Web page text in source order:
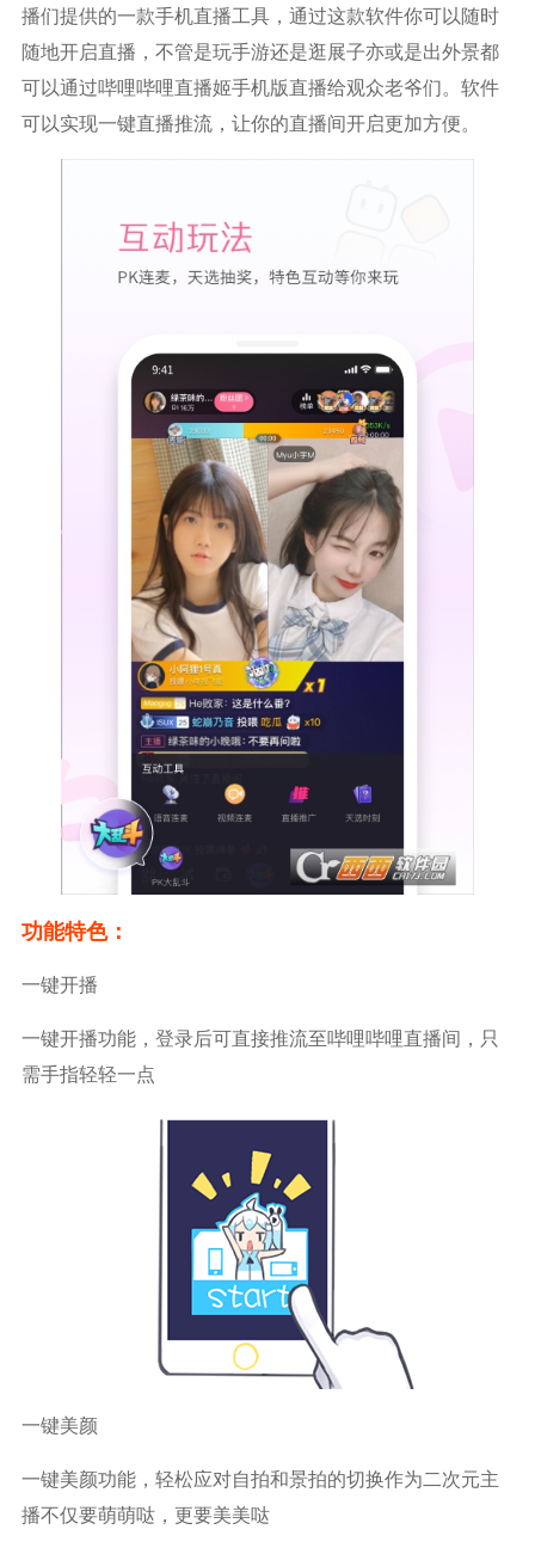
播们提供的一款手机直播工具，通过这款软件你可以随时
随地开启直播，不管是玩手游还是逛展子亦或是出外景都
可以通过哔哩哔哩直播姬手机版直播给观众老爷们。软件
可以实现一键直播推流，让你的直播间开启更加方便。
功能特色：
一键开播
一键开播功能，登录后可直接推流至哔哩哔哩直播间，只
需手指轻轻一点
一键美颜
一键美颜功能，轻松应对自拍和景拍的切换作为二次元主
播不仅要萌萌哒，更要美美哒